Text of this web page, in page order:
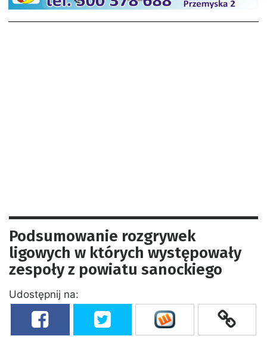
Podsumowanie rozgrywek
ligowych w których występowały
zespoły z powiatu sanockiego
Udostępnij na: